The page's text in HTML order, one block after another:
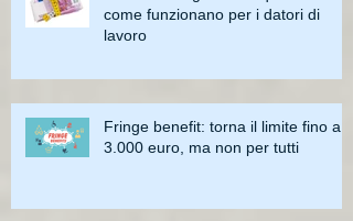
come funzionano per i datori di
lavoro
Fringe benefit: torna il limite fino a
3.000 euro, ma non per tutti